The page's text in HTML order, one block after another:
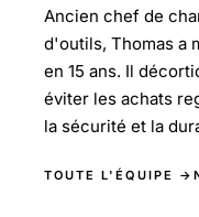
Ancien chef de
d'outils, Thomas a
en 15 ans. Il
éviter les achats
la sécurité et la
TOUTE L'ÉQUIPE →